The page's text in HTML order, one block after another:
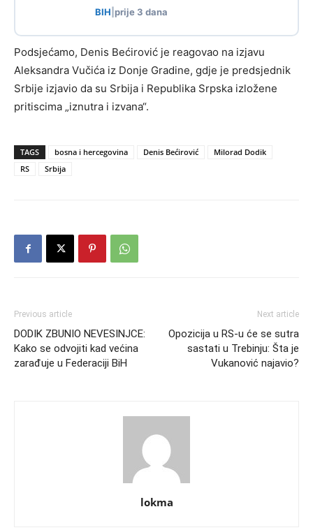
BIH prije 3 dana
Podsjećamo, Denis Bećirović je reagovao na izjavu
Aleksandra Vučića iz Donje Gradine, gdje je predsjednik
Srbije izjavio da su Srbija i Republika Srpska izložene
pritiscima „iznutra i izvana“.
TAGS bosna i hercegovina Denis Bećirović
Milorad Dodik
RS
Srbija
Previous article
DODIK ZBUNIO NEVESINJCE:
Kako se odvojiti kad većina
zarađuje u Federaciji BiH
Next article
Opozicija u RS-u će se sutra
sastati u Trebinju: Šta je
Vukanović najavio?
lokma